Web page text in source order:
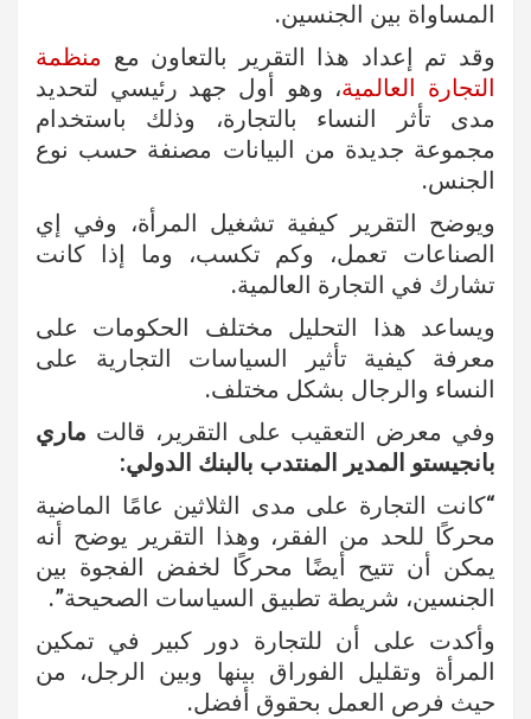
المساواة بين الجنسين.
وقد تم إعداد هذا التقرير بالتعاون مع منظمة
التجارة العالمية، وهو أول جهد رئيسي لتحديد
مدى تأثر النساء بالتجارة، وذلك باستخدام
مجموعة جديدة من البيانات مصنفة حسب نوع
الجنس.
ويوضح التقرير كيفية تشغيل المرأة، وفي إي
الصناعات تعمل، وكم تكسب، وما إذا كانت
تشارك في التجارة العالمية.
ويساعد هذا التحليل مختلف الحكومات على
معرفة كيفية تأثير السياسات التجارية على
النساء والرجال بشكل مختلف.
وفي معرض التعقيب على التقرير، قالت ماري
بانجيستو المدير المنتدب بالبنك الدولي:
“كانت التجارة على مدى الثلاثين عامًا الماضية
محركًا للحد من الفقر، وهذا التقرير يوضح أنه
يمكن أن تتيح أيضًا محركًا لخفض الفجوة بين
الجنسين، شريطة تطبيق السياسات الصحيحة”.
وأكدت على أن للتجارة دور كبير في تمكين
المرأة وتقليل الفوراق بينها وبين الرجل، من
حيث فرص العمل بحقوق أفضل.